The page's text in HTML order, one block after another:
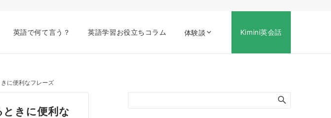
英語で何て言う？ 英語学習お役立ちコラム 体験談 Kimini英会話
に便利なフレーズ
きに便利な